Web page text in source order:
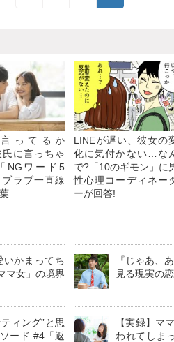
ってるか
に言っちゃ
NGワード5
ラブ一直線
LINEが遅い、彼女の
化に気付かない…な
で?「10のギモン」に
性心理コーディネー
ーが回答!
いかまってち
マ女」の境界
『じゃあ、
見る現実の
ィング”と思
ード #4「返
【実録】マ
われてしま